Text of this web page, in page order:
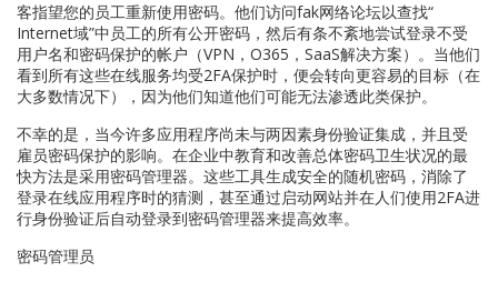
客指望您的员工重新使用密码。他们访问fak网络论坛以查找“
Internet域”中员工的所有公开密码，然后有条不紊地尝试登录不受
用户名和密码保护的帐户（VPN，O365，SaaS解决方案）。当他们
看到所有这些在线服务均受2FA保护时，便会转向更容易的目标（在
大多数情况下），因为他们知道他们可能无法渗透此类保护。
不幸的是，当今许多应用程序尚未与两因素身份验证集成，并且受
雇员密码保护的影响。在企业中教育和改善总体密码卫生状况的最
快方法是采用密码管理器。这些工具生成安全的随机密码，消除了
登录在线应用程序时的猜测，甚至通过启动网站并在人们使用2FA进
行身份验证后自动登录到密码管理器来提高效率。
密码管理员